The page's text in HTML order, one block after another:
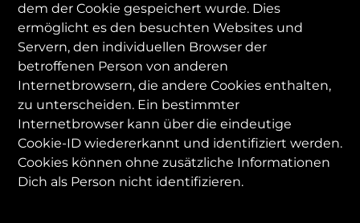
dem der Cookie gespeichert wurde. Dies
ermöglicht es den besuchten Websites und
Servern, den individuellen Browser der
betroffenen Person von anderen
Internetbrowsern, die andere Cookies enthalten,
zu unterscheiden. Ein bestimmter
Internetbrowser kann über die eindeutige
Cookie-ID wiedererkannt und identifiziert werden.
Cookies können ohne zusätzliche Informationen
Dich als Person nicht identifizieren.